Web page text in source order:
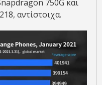
750G και
αντίστοιχα.